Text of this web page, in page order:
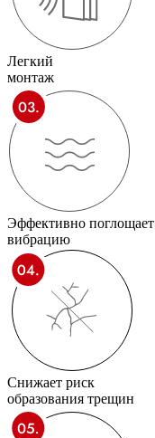
Легкий
монтаж
Эффективно поглощает
вибрацию
Снижает риск
образования трещин